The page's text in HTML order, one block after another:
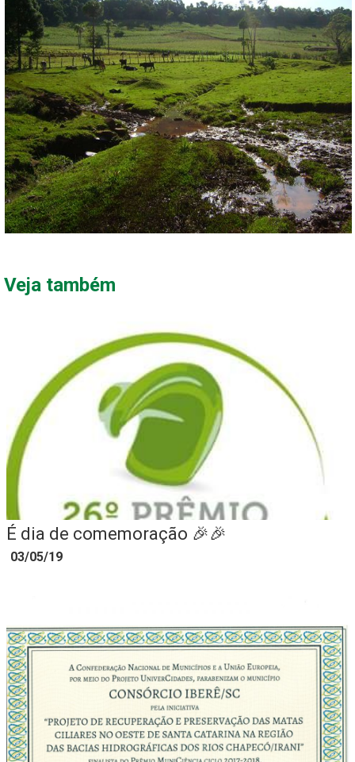
Veja também
É dia de comemoração 🎉🎉
03/05/19